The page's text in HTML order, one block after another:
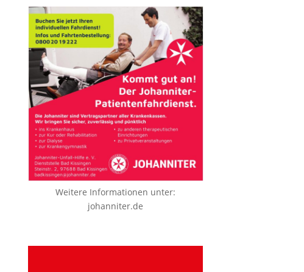
Weitere Informationen unter:
johanniter.de